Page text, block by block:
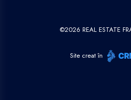
©2026 REAL ESTATE
Site creat în